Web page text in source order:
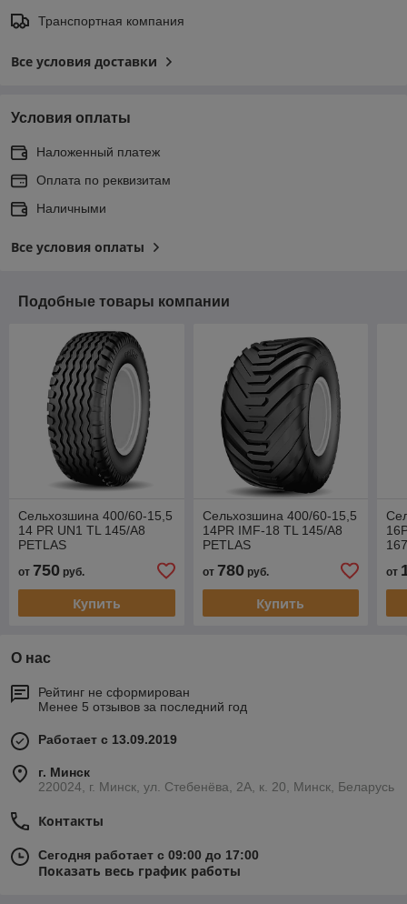
Транспортная компания
Все условия доставки
Условия оплаты
Наложенный платеж
Оплата по реквизитам
Наличными
Все условия оплаты
Подобные товары компании
Сельхозшина 400/60-15,5
14 PR UN1 TL 145/A8
PETLAS
от 750 руб.
Купить
Сельхозшина 400/60-15,5
14PR IMF-18 TL 145/A8
PETLAS
от 780руб.
Купить
от
О нас
Рейтинг не сформирован
Менее 5 отзывов за последний год
Работает с 13.09.2019
г. Минск
220024, г. Минск, ул. Стебенёва, 2А, к. 20, Минск, Беларусь
Контакты
Сегодня работает с 09:00 до 17:00
Показать весь график работы